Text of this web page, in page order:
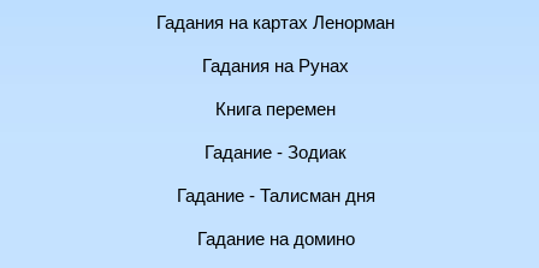
Гадания на картах Ленорман
Гадания на Рунах
Книга перемен
Гадание - Зодиак
Гадание - Талисман дня
Гадание на домино